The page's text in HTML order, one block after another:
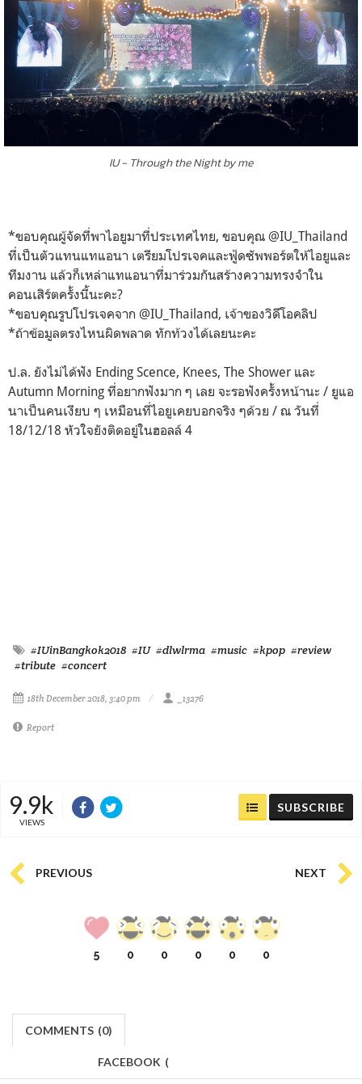
IU - Through the Night by me
*ขอบคุณผู้จัดที่พาไอยูมาที่ประเทศไทย, ขอบคุณ @IU_Thailand
ที่เป็นตัวแทนแทแอนา เตรียมโปรเจคและฟู้ดซัพพอร์ตให้ไอยูและ
ทีมงาน แล้วก็เหล่าแทแอนาที่มาร่วมกันสร้างความทรงจำใน
คอนเสิร์ตครั้งนี้นะคะ?
*ขอบคุณรูปโปรเจคจาก @IU_Thailand, เจ้าของวิดีโอคลิป
*ถ้าข้อมูลตรงไหนผิดพลาด ทักท้วงได้เลยนะคะ
ป.ล. ยังไม่ได้ฟัง Ending Scence, Knees, The Shower และ
Autumn Morning ที่อยากฟังมาก ๆ เลย จะรอฟังครั้งหน้านะ / ยูแอ
นาเป็นคนเงียบ ๆ เหมือนที่ไอยูเคยบอกจริง ๆด้วย / ณ วันที่
18/12/18 หัวใจยังติดอยู่ในฮอลล์ 4
#IUinBangkok2018 #IU #dlwlrma #music #kpop #review
#tribute #concert
18th December 2018, 3:40 pm _13276
Report
9.9k
VIEWS
SUBSCRIBE
PREVIOUS NEXT
5 0 0 0 0 0
COMMENTS (0)
FACEBOOK (